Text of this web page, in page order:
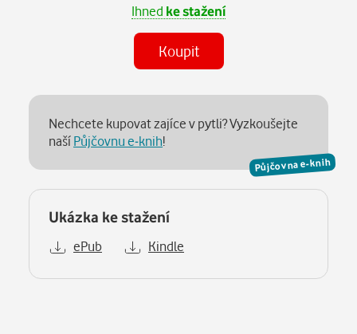
Ihned ke stažení
Koupit
Půjčovna e-knih
Nechcete kupovat zajíce v pytli? Vyzkoušejte
našíPůjčovnu e-knih!
Ukázka ke stažení
ePub Kindle